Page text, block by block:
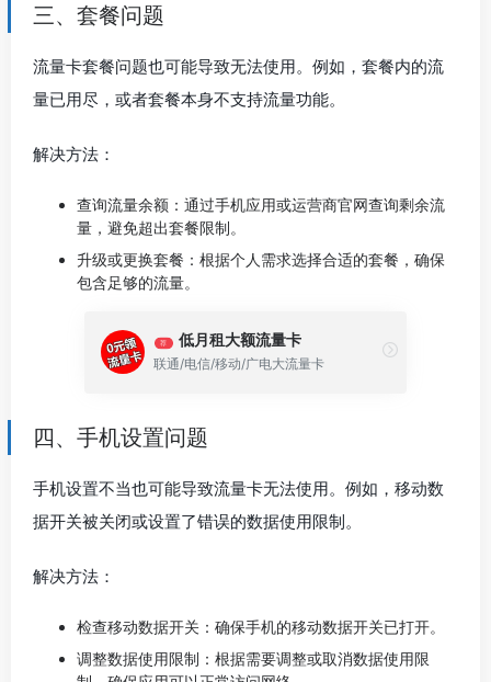
三、套餐问题
流量卡套餐问题也可能导致无法使用。例如，套餐内的流
量已用尽，或者套餐本身不支持流量功能。
解决方法：
查询流量余额：通过手机应用或运营商官网查询剩余流
量，避免超出套餐限制。
升级或更换套餐：根据个人需求选择合适的套餐，确保
包含足够的流量。
荐 低月租大额流量卡
联通/电信/移动/广电大流量卡
四、手机设置问题
手机设置不当也可能导致流量卡无法使用。例如，移动数
据开关被关闭或设置了错误的数据使用限制。
解决方法：
检查移动数据开关：确保手机的移动数据开关已打开。
调整数据使用限制：根据需要调整或取消数据使用限